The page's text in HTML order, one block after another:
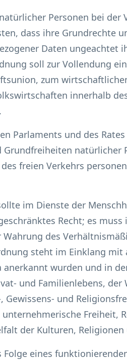
Personen bei der
dass ihre Grundrechte
Daten ungeachtet
soll zur Vollendung
zum
innerhalb
Parlaments und des Rates
natürlicher
freien Verkehrs
im Dienste der
Recht; es
des
steht im Einklang
wurden und in
und Familienlebens,
Gewissens- und
Freiheit,
der Kulturen, Religionen
eines